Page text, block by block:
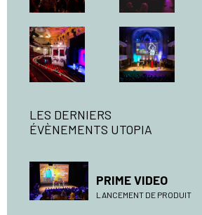
LES DERNIERS
ÉVÈNEMENTS UTOPIA
PRIME VIDEO
LANCEMENT DE PRODUIT